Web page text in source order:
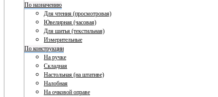
По назначению
Для чтения (просмотровая)
Ювелирная (часовая)
Для шитья (текстильная)
Измерительные
По конструкции
На ручке
Складная
Настольная (на штативе)
Налобная
На очковой оправе